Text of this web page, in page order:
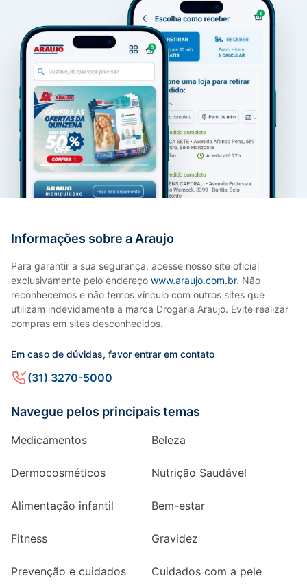
Informações sobre a Araujo
Para garantir a sua segurança, acesse nosso site oficial
exclusivamente pelo endereço www.araujo.com.br. Não
reconhecemos e não temos vínculo com outros sites que
utilizam indevidamente a marca Drogaria Araujo. Evite realizar
compras em sites desconhecidos.
Em caso de dúvidas, favor entrar em contato
(31) 3270-5000
Navegue pelos principais temas
Medicamentos Beleza
Dermocosméticos Nutrição Saudável
Alimentação infantil Bem-estar
Fitness Gravidez
Prevenção e cuidados Cuidados com a pele